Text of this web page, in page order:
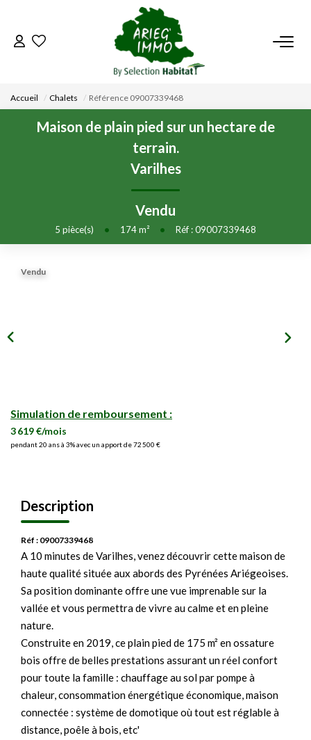
ACCUEIL
NOS BIENS
VENDRE UN BIEN
DÉPOSEZ VOTRE RECHERCHE
NOUS REJOINDRE
Accueil Chalets Référence 09007339468
Maison de plain pied sur un hectare de
terrain.
Varilhes
Vendu
5 pièce(s) • 174m² • Réf : 09007339468
Vendu
Simulation de remboursement :
3 619 €/mois
pendant 20 ans à 3% avec un apport de 72 500 €
Description
Réf : 09007339468
A 10 minutes de Varilhes, venez découvrir cette maison de
haute qualité située aux abords des Pyrénées Ariégeoises.
Sa position dominante offre une vue imprenable sur la
vallée et vous permettra de vivre au calme et en pleine
nature.
Construite en 2019, ce plain pied de 175 m² en ossature
bois offre de belles prestations assurant un réel confort
pour toute la famille : chauffage au sol par pompe à
chaleur, consommation énergétique économique, maison
connectée : système de domotique où tout est réglable à
distance, poêle à bois, etc'